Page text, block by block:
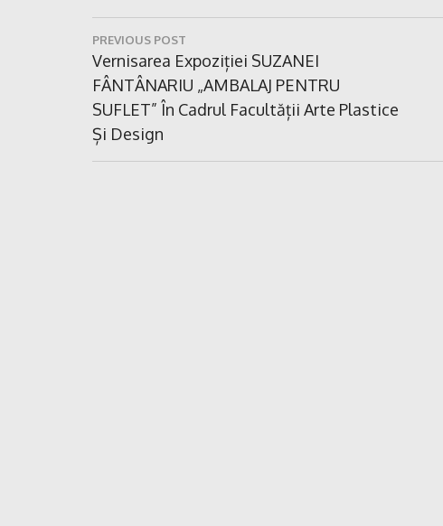
Navigare
în
articole
PREVIOUS POST
Previous
Post:
Vernisarea Expoziției SUZANEI
FÂNTÂNARIU „AMBALAJ PENTRU
SUFLET” În Cadrul Facultății Arte Plastice
Și Design